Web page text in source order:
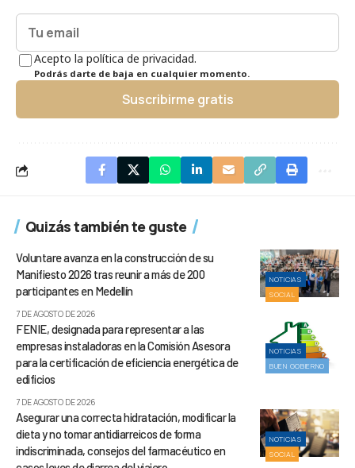
Acepto la política de privacidad.
Podrás darte de baja en cualquier momento.
Suscribirme gratis
Quizás también te guste
NOTICIAS
SOCIAL
Voluntare avanza en la construcción de su
Manifiesto 2026 tras reunir a más de 200
participantes en Medellín
7 DE AGOSTO DE 2026
NOTICIAS
BUEN GOBIERNO
FENIE, designada para representar a las
empresas instaladoras en la Comisión Asesora
para la certificación de eficiencia energética de
edificios
7 DE AGOSTO DE 2026
NOTICIAS
SOCIAL
Asegurar una correcta hidratación, modificar la
dieta y no tomar antidiarreicos de forma
indiscriminada, consejos del farmacéutico en